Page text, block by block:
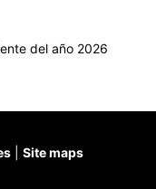
del año 2026
Site maps